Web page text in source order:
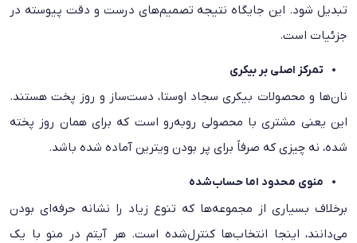
تبدیل شود. این جایگاه نتیجه تصمیم‌های درست و دقت پیوسته در
جزئیات است.
تمرکز اصلی بر بیکری
نان‌ها و محصولات بیکری سجاد اوستا، دست‌ساز و روز پخت هستند.
این یعنی مشتری با محصولی روبه‌رو است که برای همان روز پخته
شده، نه چیزی که صرفاً برای پر بودن ویترین آماده شده باشد.
منوی محدود اما حساب‌شده
برخلاف بسیاری از مجموعه‌ها که تنوع زیاد را نشانه حرفه‌ای بودن
می‌دانند، اینجا انتخاب‌ها کنترل‌شده است. هر آیتم در منو با یک